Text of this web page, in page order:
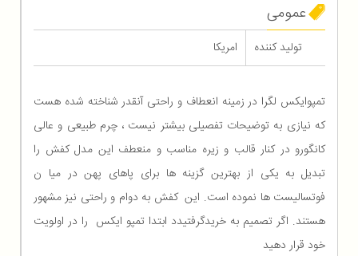
عمومی
تولید کننده امریکا
تمپوایکس لگرا در زمینه انعطاف و راحتی آنقدر شناخته شده هست
که نیازی به توضیحات تفصیلی بیشتر نیست ، چرم طبیعی و عالی
کانگورو در کنار قالب و زیره مناسب و منعطف این مدل کفش را
تبدیل به یکی از بهترین گزینه ها برای پاهای پهن در میا ن
فوتسالیست ها نموده است. این کفش به دوام و راحتی نیز مشهور
هستند. اگر تصمیم به خریدگرفتیدد ابتدا تمپو ایکس را در اولویت
خود قرار دهید